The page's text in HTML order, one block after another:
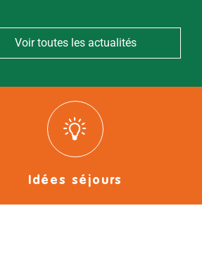
Voir toutes les actualités
Idées séjours